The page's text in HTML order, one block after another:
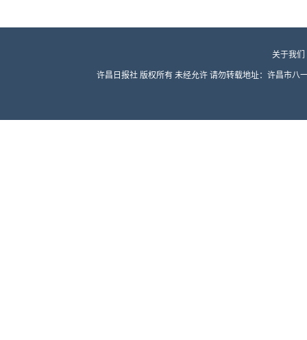
关于我们
许昌日报社 版权所有 未经允许 请勿转载地址：许昌市八